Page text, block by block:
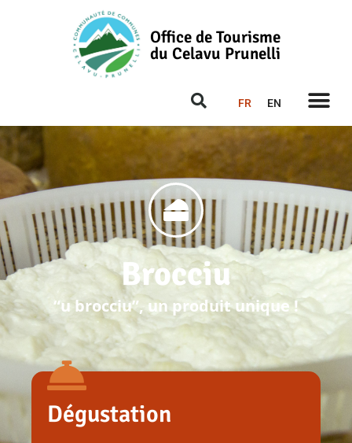
Office de Tourisme
du Celavu Prunelli
FR EN
Brocciu
“u brocciu”, un produit unique !
Dégustation